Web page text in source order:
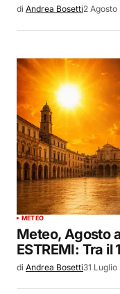
di Andrea Bosetti2 Agosto
METEO
Meteo, Agosto
ESTREMI: Tra il
di Andrea Bosetti31 Luglio